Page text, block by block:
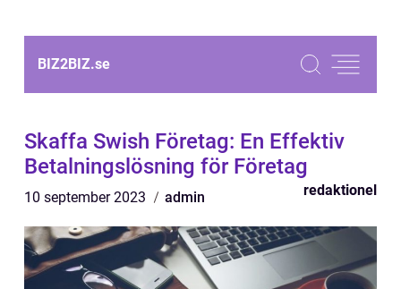
BIZ2BIZ.se
Skaffa Swish Företag: En Effektiv
Betalningslösning för Företag
10 september 2023 admin redaktionel